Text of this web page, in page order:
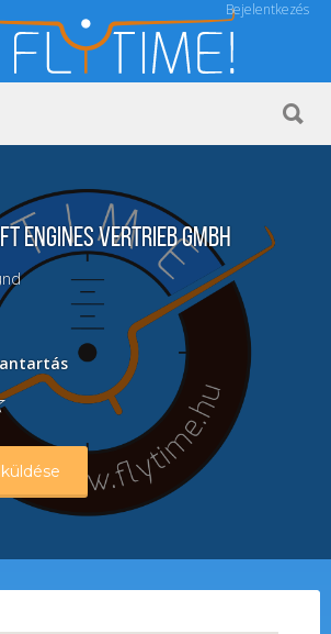
Bejelentkezés
Engines Vertrieb GmbH